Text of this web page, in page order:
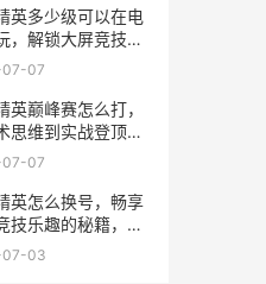
英多少级可以在电
，解锁大屏竞技的
门槛
07
英巅峰赛怎么打，
思维到实战登顶的
路 07
英怎么换号，畅享
技乐趣的秘籍，资
的深度解析
07-03